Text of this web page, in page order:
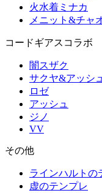
火水着ミナカ
メニット&チャ
コードギアスコラボ
闇スザク
サクヤ&アッシュ
ロゼ
アッシュ
ジノ
VV
その他
ラインハルトの
虚のテンプレ